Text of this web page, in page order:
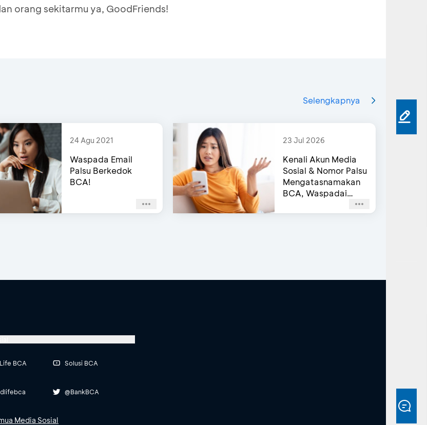
sebagai bukti pengubahan nomor handphone e-
orang sekitarmu ya, GoodFriends!
Selengkapnya
24 Agu 2021
Waspada Email
Palsu Berkedok
BCA!
23 Jul 2026
Kenali Akun Media
Sosial & Nomor Palsu
Mengatasnamakan
BCA, Waspadai
Agar Tidak Terjebak
Penipuan
BCA Solusi BCA
@BankBCA
Media Sosial